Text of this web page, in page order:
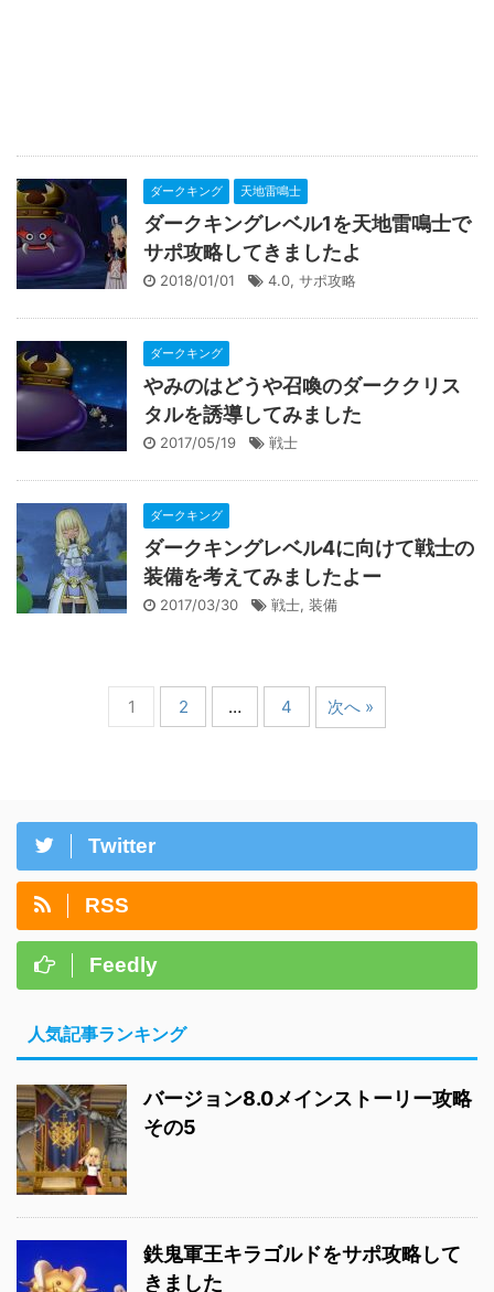
ダークキング 天地雷鳴士
ダークキングレベル1を天地雷鳴士で
サポ攻略してきましたよ
2018/01/01 4.0, サポ攻略
ダークキング
やみのはどうや召喚のダーククリス
タルを誘導してみました
2017/05/19 戦士
ダークキング
ダークキングレベル4に向けて戦士の
装備を考えてみましたよー
2017/03/30 戦士, 装備
1 2 … 4 次へ »
Twitter
RSS
Feedly
人気記事ランキング
バージョン8.0メインストーリー攻略
その5
鉄鬼軍王キラゴルドをサポ攻略して
きました